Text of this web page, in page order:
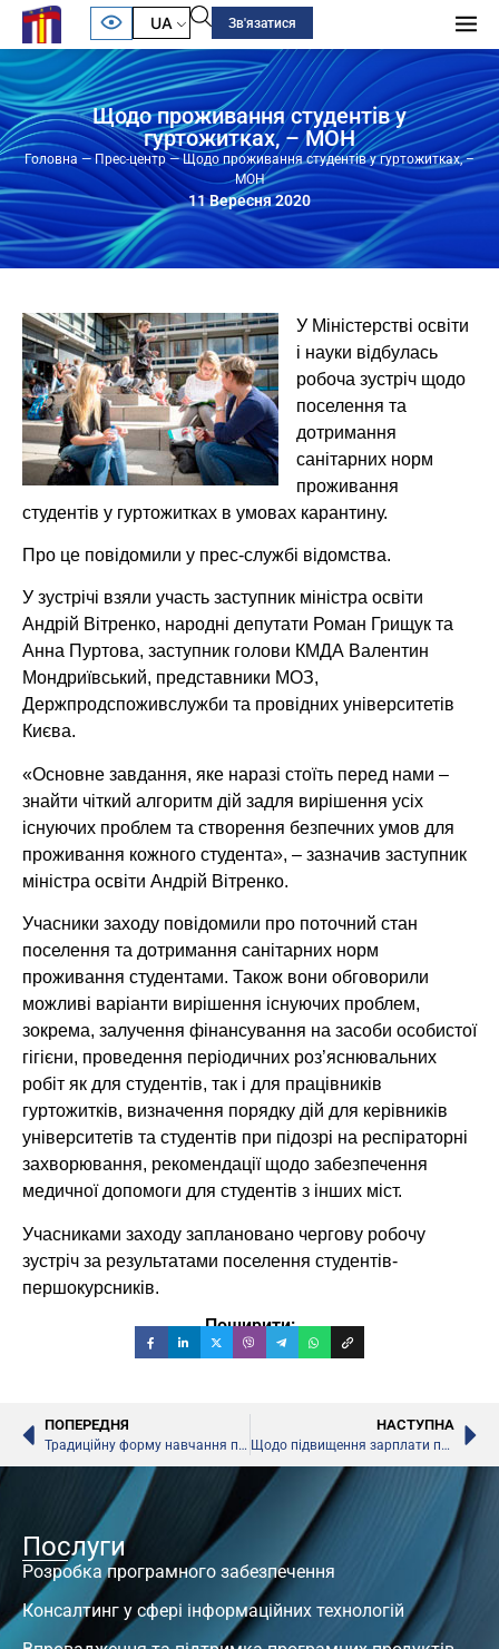
UA Зв'язатися
Щодо проживання студентів у
гуртожитках, – МОН
Головна —Прес-центр—Щодо проживання студентів у гуртожитках, –
МОН
11 Вересня 2020
У Міністерстві освіти
і науки відбулась
робоча зустріч щодо
поселення та
дотримання
санітарних норм
проживання
студентів у гуртожитках в умовах карантину.
Про це повідомили у прес-службі відомства.
У зустрічі взяли участь заступник міністра освіти
Андрій Вітренко, народні депутати Роман Грищук та
Анна Пуртова, заступник голови КМДА Валентин
Мондриївський, представники МОЗ,
Держпродспоживслужби та провідних університетів
Києва.
«Основне завдання, яке наразі стоїть перед нами –
знайти чіткий алгоритм дій задля вирішення усіх
існуючих проблем та створення безпечних умов для
проживання кожного студента», – зазначив заступник
міністра освіти Андрій Вітренко.
Учасники заходу повідомили про поточний стан
поселення та дотримання санітарних норм
проживання студентами. Також вони обговорили
можливі варіанти вирішення існуючих проблем,
зокрема, залучення фінансування на засоби особистої
гігієни, проведення періодичних роз’яснювальних
робіт як для студентів, так і для працівників
гуртожитків, визначення порядку дій для керівників
університетів та студентів при підозрі на респіраторні
захворювання, рекомендації щодо забезпечення
медичної допомоги для студентів з інших міст.
Учасниками заходу заплановано чергову робочу
зустріч за результатами поселення студентів-
першокурсників.
Поширити:
ПОПЕРЕДНЯ
Традиційну форму навчання підтримують 72% українців
НАСТУПНА
Щодо підвищення зарплати педагогам, – ВР
Послуги
Розробка програмного забезпечення
Консалтинг у сфері інформаційних технологій